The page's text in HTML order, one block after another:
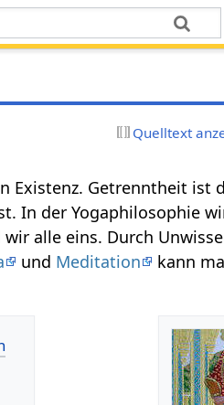
Quelltext
Existenz. Getrenntheit ist
In der Yogaphilosophie
wir alle eins. Durch
und Meditation
kann